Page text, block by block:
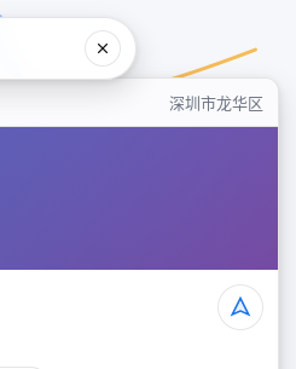
深圳市龙华区